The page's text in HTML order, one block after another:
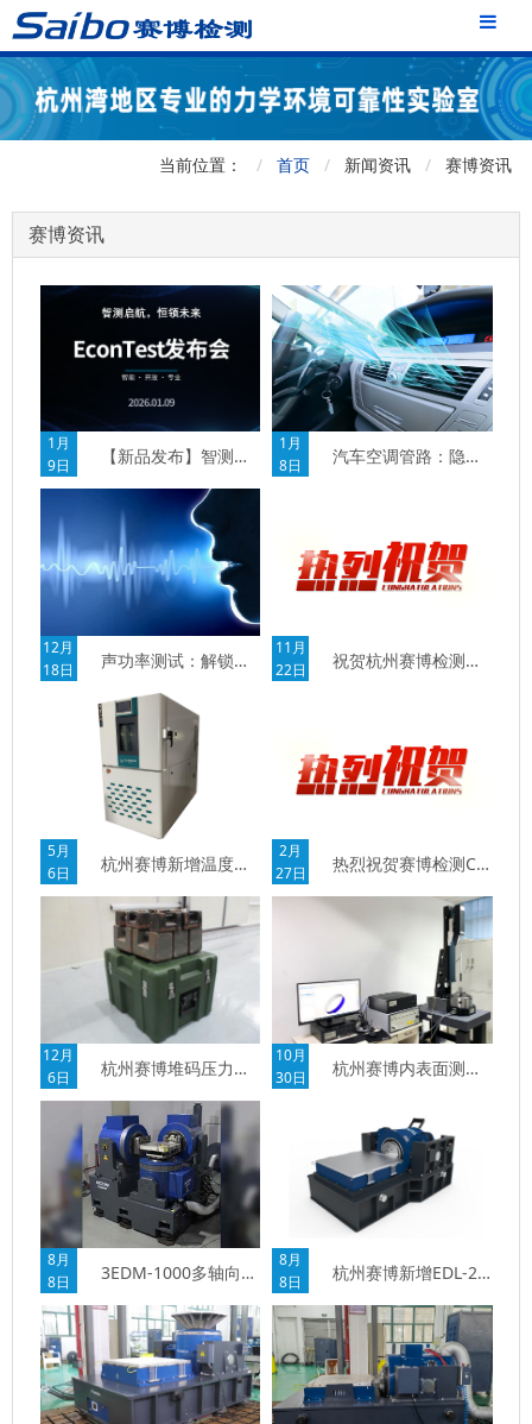
当前位置： 首页 新闻资讯 赛博资讯
赛博资讯
1月
9日
【新品发布】智测启航，恒领未来
1月
8日
汽车空调管路：隐藏在舒适背后的NVH大战
12月
18日
声功率测试：解锁多领域静谧密码
11月
22日
祝贺杭州赛博检测顺利通过CNAS复评审
5月
6日
杭州赛博新增温度交变试验箱
2月
27日
热烈祝贺赛博检测CMA资质扩项至397项
12月
6日
杭州赛博堆码压力试验
10月
30日
杭州赛博内表面测量系统
8月
8日
3EDM-1000多轴向电动振动试验系统
8月
8日
杭州赛博新增EDL-20000 电动振动系统